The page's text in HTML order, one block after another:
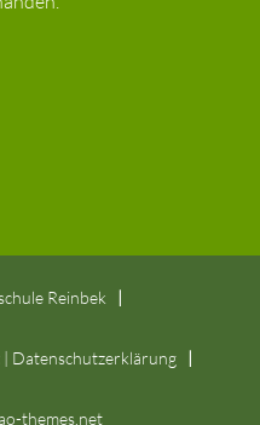
Reinbek
| Datenschutz­erklärung
themes.net